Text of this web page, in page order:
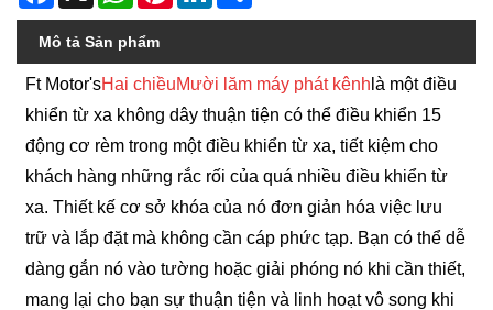
Mô tả Sản phẩm
Ft Motor'sHai chiềuMười lăm máy phát kênh là một điều
khiển từ xa không dây thuận tiện có thể điều khiển 15
động cơ rèm trong một điều khiển từ xa, tiết kiệm cho
khách hàng những rắc rối của quá nhiều điều khiển từ
xa. Thiết kế cơ sở khóa của nó đơn giản hóa việc lưu
trữ và lắp đặt mà không cần cáp phức tạp. Bạn có thể dễ
dàng gắn nó vào tường hoặc giải phóng nó khi cần thiết,
mang lại cho bạn sự thuận tiện và linh hoạt vô song khi